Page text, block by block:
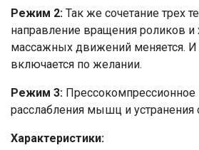
Режим 2: Так же сочетание трех
направление вращения роликов и
массажных движений меняется. И
включается по желании.
Режим 3:
расслабления мышц и устранения
Характеристики: